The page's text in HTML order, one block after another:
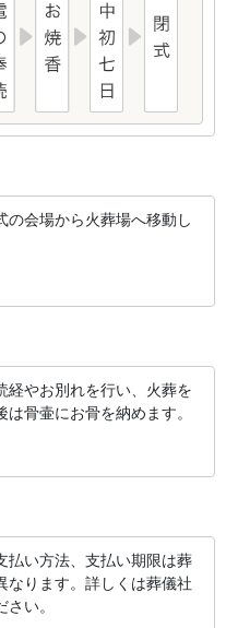
の会場から火葬場へ移動し
経やお別れを行い、火葬を
は骨壷にお骨を納めます。
払い方法、支払い期限は葬
なります。詳しくは葬儀社
い。